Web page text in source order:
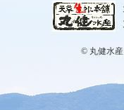
© 丸健水